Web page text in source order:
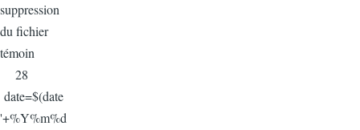
suppression
du fichier
témoin
28
date=$(date
'+%Y%m%d